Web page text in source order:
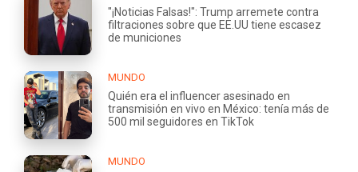
"¡Noticias Falsas!": Trump arremete contra
filtraciones sobre que EE.UU tiene escasez
de municiones
MUNDO
Quién era el influencer asesinado en
transmisión en vivo en México: tenía más de
500 mil seguidores en TikTok
MUNDO